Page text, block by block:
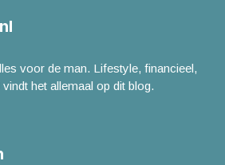
voor de man. Lifestyle, financieel,
het allemaal op dit blog.